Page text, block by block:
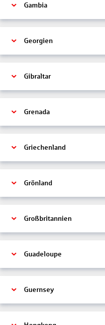
Gambia
Georgien
Gibraltar
Grenada
Griechenland
Grönland
Großbritannien
Guadeloupe
Guernsey